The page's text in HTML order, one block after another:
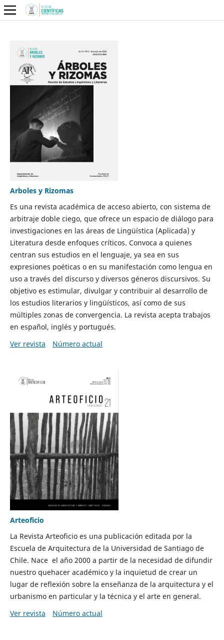
Arboles y Rizomas
Es una revista académica de acceso abierto, con sistema de
arbitraje doble ciego, que ofrece un espacio de diálogo para
investigaciones en las áreas de Lingüística (Aplicada) y
Literatura desde enfoques críticos. Convoca a quienes
centran sus estudios en el lenguaje, ya sea en sus
expresiones poéticas o en su manifestación como lengua en
uso a través del discurso y diversos géneros discursivos. Su
objetivo es estimular, divulgar y contribuir al desarrollo de
los estudios literarios y lingüísticos, así como de sus
múltiples zonas de convergencia. La revista acepta trabajos
en español, inglés y portugués.
Ver revista
Número actual
Arteoficio
La Revista Arteoficio es una publicación editada por la
Escuela de Arquitectura de la Universidad de Santiago de
Chile. Nace el año 2000 a partir de la necesidad de difundir
nuestro quehacer académico y la inquietud de crear un
lugar de reflexión sobre la enseñanza de la arquitectura y el
urbanismo en particular y la técnica y el arte en general.
Ver revista
Número actual